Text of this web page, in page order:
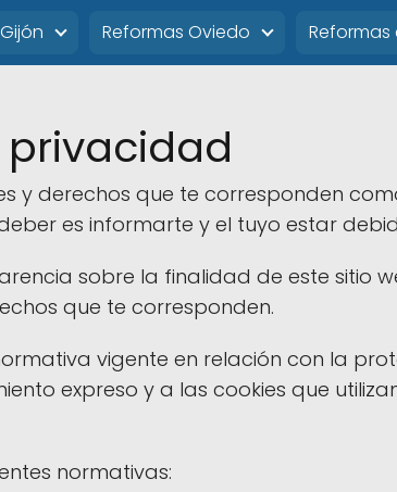
Reformas Oviedo Reformas
privacidad
y derechos que te corresponden
es informarte y el tuyo estar
sobre la finalidad de este sitio
que te corresponden.
vigente en relación con la
expreso y a las cookies que
normativas: